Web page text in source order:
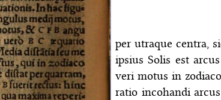
per utraque centra,
ipsius Solis est
veri motus in
ratio incohandi